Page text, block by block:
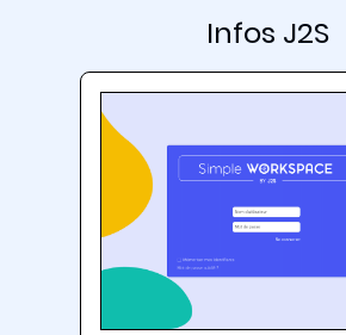
Infos J2S